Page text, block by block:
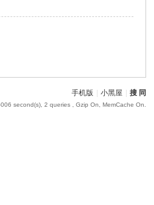
手机版 小黑屋 搜 同
second(s), 2 queries , Gzip On, MemCache On.